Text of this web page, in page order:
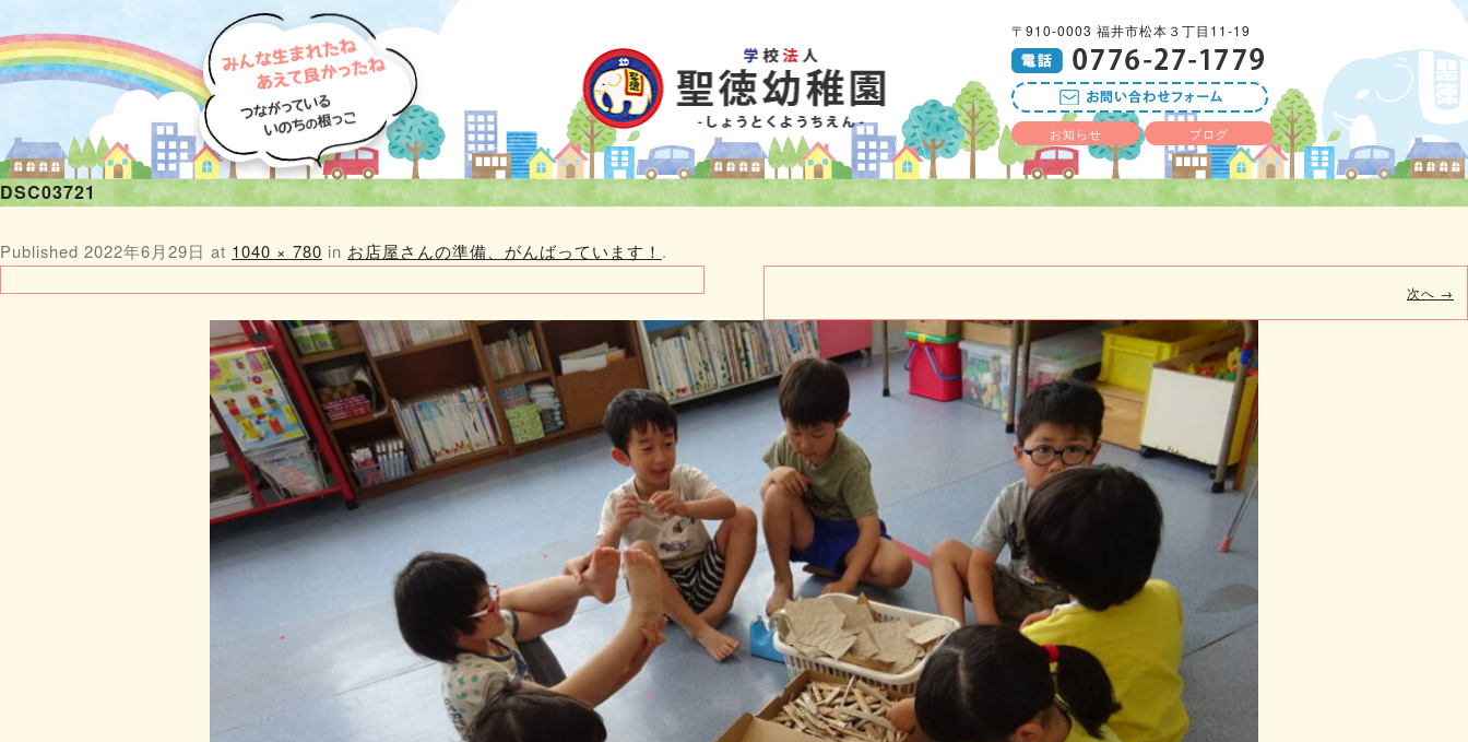
〒910-0003 福井市松本３丁目11-19
お知らせ ブログ
DSC03721
Published 2022年6月29日 at 1040 × 780 in お店屋さんの準備、がんばっています！ .
次へ →